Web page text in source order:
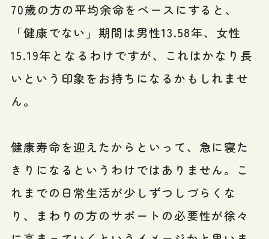
70歳の方の平均余命をベースにすると、
「健康でない」期間は男性13.58年、女性
15.19年となるわけですが、これはかなり長
いという印象をお持ちになるかもしれませ
ん。
健康寿命を迎えたからといって、急に寝た
きりになるというわけではありません。こ
れまでの日常生活が少しずつしづらくな
り、まわりの方のサポートの必要性が徐々